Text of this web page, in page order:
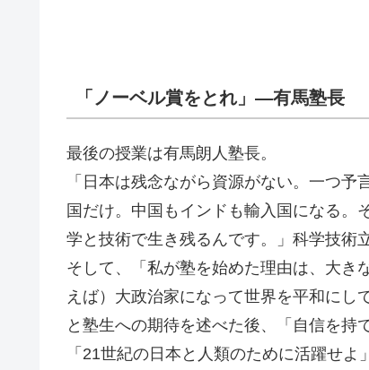
「ノーベル賞をとれ」―有馬塾長
最後の授業は有馬朗人塾長。
「日本は残念ながら資源がない。一つ
国だけ。中国もインドも輸入国になる。
学と技術で生き残るんです。」科学技術
そして、「私が塾を始めた理由は、大き
えば）大政治家になって世界を平和にし
と塾生への期待を述べた後、「自信を持
「21世紀の日本と人類のために活躍せよ